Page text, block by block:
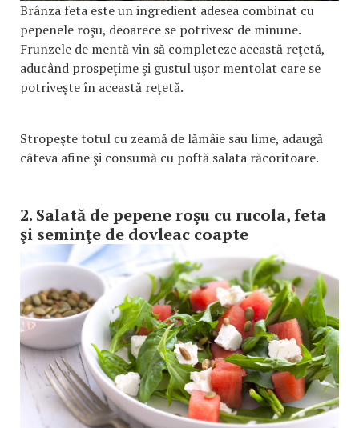
Brânza feta este un ingredient adesea combinat cu
pepenele roşu, deoarece se potrivesc de minune.
Frunzele de mentă vin să completeze această reţetă,
aducând prospeţime şi gustul uşor mentolat care se
potriveşte în această reţetă.
Stropeşte totul cu zeamă de lămâie sau lime, adaugă
câteva afine şi consumă cu poftă salata răcoritoare.
2. Salată de pepene roşu cu rucola, feta
şi seminţe de dovleac coapte